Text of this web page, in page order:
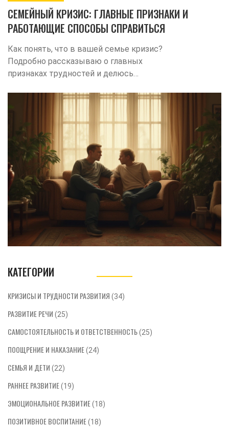
СЕМЕЙНЫЙ КРИЗИС: ГЛАВНЫЕ ПРИЗНАКИ И
РАБОТАЮЩИЕ СПОСОБЫ СПРАВИТЬСЯ
Как понять, что в вашей семье кризис?
Подробно рассказываю о главных
признаках трудностей и делюсь
ситуации вдвоём.
КАТЕГОРИИ
КРИЗИСЫ И ТРУДНОСТИ РАЗВИТИЯ (34)
РАЗВИТИЕ РЕЧИ (25)
САМОСТОЯТЕЛЬНОСТЬ И ОТВЕТСТВЕННОСТЬ(25)
ПООЩРЕНИЕ И НАКАЗАНИЕ(24)
СЕМЬЯ И ДЕТИ (22)
РАННЕЕ РАЗВИТИЕ(19)
ЭМОЦИОНАЛЬНОЕ РАЗВИТИЕ(18)
ПОЗИТИВНОЕ ВОСПИТАНИЕ(18)